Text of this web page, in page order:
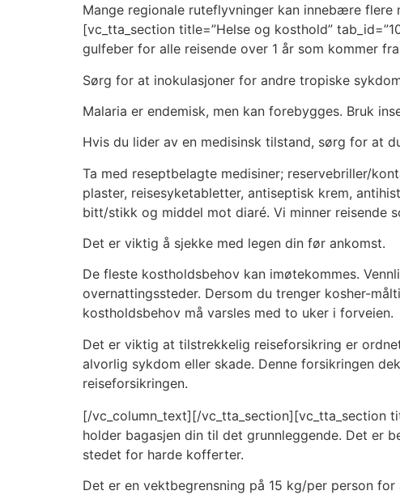
Mange regionale ruteflyvninger kan innebære flere
[vc_tta_section title=”Helse og kosthold”
gulfeber for alle reisende over 1 år som kommer
Sørg for at inokulasjoner for andre tropiske
Malaria er endemisk, men kan forebygges. Bruk
Hvis du lider av en medisinsk tilstand, sørg for at
Ta med reseptbelagte medisiner; reservebriller/
plaster, reisesyketabletter, antiseptisk krem,
bitt/stikk og middel mot diaré. Vi minner reisende
Det er viktig å sjekke med legen din før ankomst.
De fleste kostholdsbehov kan imøtekommes.
overnattingssteder. Dersom du trenger kosher-
kostholdsbehov må varsles med to uker i forveien.
Det er viktig at tilstrekkelig reiseforsikring er
alvorlig sykdom eller skade. Denne forsikringen
reiseforsikringen.
[/vc_column_text][/vc_tta_section][vc_tta_section
holder bagasjen din til det grunnleggende. Det er
stedet for harde kofferter.
Det er en vektbegrensning på 15 kg/per person